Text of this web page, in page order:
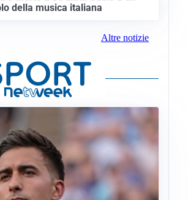
della musica italiana
Altre notizie